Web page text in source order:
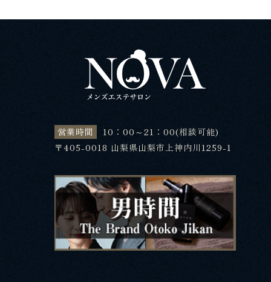
営業時間
10：00～21：00(相談可能)
〒405-0018 山梨県山梨市上神内川1259-1